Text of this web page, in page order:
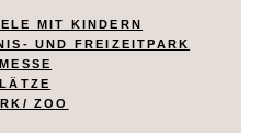
MIT KINDERN
UND FREIZEITPARK
ZOO